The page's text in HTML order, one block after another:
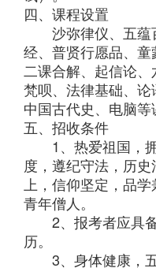
四、课程设置
沙弥律仪、五蕴
经、普贤行愿品、童
二课合解、起信论、
梵呗、法律基础、论
中国古代史、
五、招收条件
1、热爱祖国，拥
度，遵纪守法，历
上，信仰坚定，品
青年僧人。
2、报考者应具备
历。
3、身体健康，五